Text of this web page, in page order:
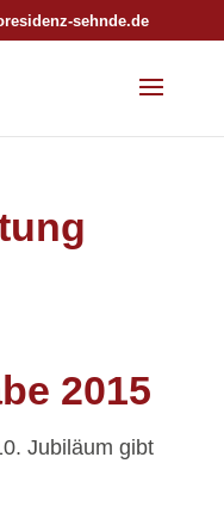
sehnde.de
2015
Jubiläum gibt